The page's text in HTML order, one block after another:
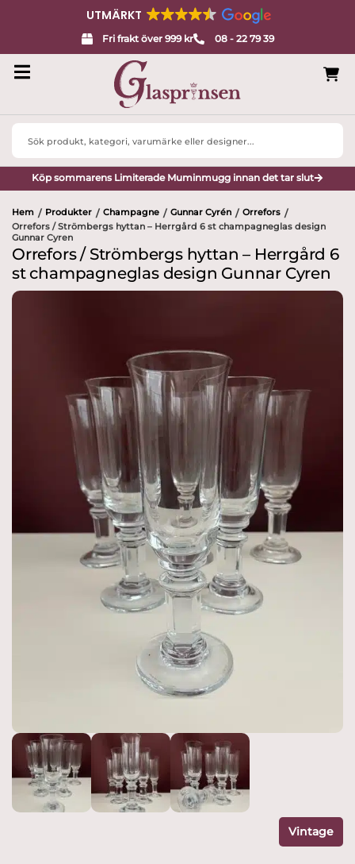
UTMÄRKT
Fri frakt över 999 kr 08 - 22 79 39
Search
Köp sommarens Limiterade Muminmugg innan det tar slut
Hem / Produkter / Champagne / Gunnar Cyrén / Orrefors /
Orrefors / Strömbergs hyttan – Herrgård 6 st champagneglas design
Gunnar Cyren
Orrefors / Strömbergs hyttan – Herrgård 6
st champagneglas design Gunnar Cyren
Vintage